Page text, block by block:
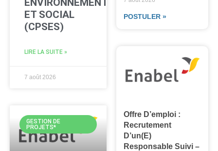
ET SOCIAL
(CPSES)
LIRE LA SUITE »
7 août 2026
GESTION DE
PROJETS*
POSTULER »
Offre D’emploi :
Recrutement
D’un(e)
Responsable Suivi –